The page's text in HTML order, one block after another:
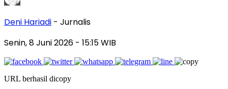
Deni Hariadi - Jurnalis
Senin, 8 Juni 2026 - 15:15 WIB
URL berhasil dicopy